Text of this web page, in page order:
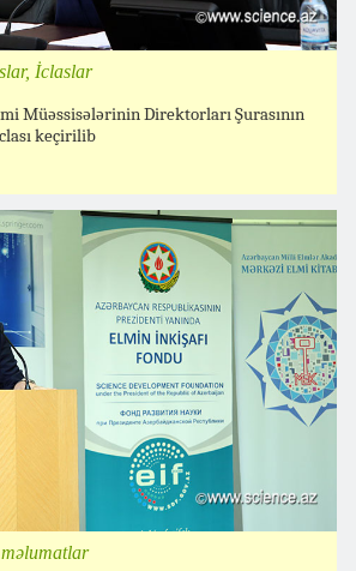
İclaslar
Müəssisələrinin Direktorları Şurasının
keçirilib